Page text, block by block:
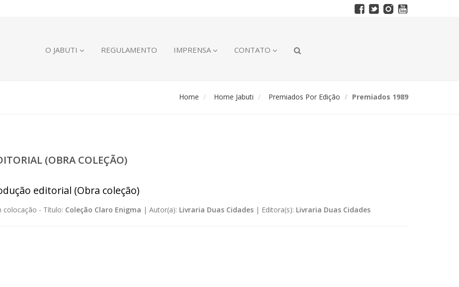
O JABUTI REGULAMENTO IMPRENSA CONTATO
Home Home Jabuti Premiados Por Edição Premiados 1989
(OBRA COLEÇÃO)
editorial (Obra coleção)
colocação - Título: Coleção Claro Enigma | Autor(a): Livraria Duas Cidades| Editora(s): Livraria Duas Cidades